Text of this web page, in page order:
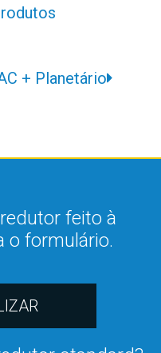
+ Planetário
feito à
o formulário.